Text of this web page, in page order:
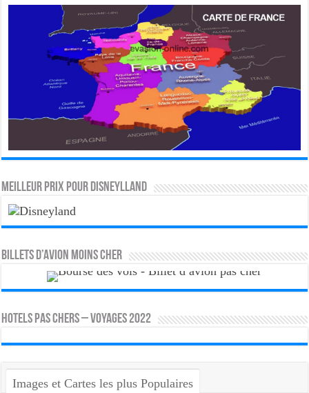
MEILLEUR PRIX POUR DISNEYLLAND
Billets d’avion moins cher
HOTELS PAS CHERS – VOYAGES 2022
Images et Cartes les plus Populaires